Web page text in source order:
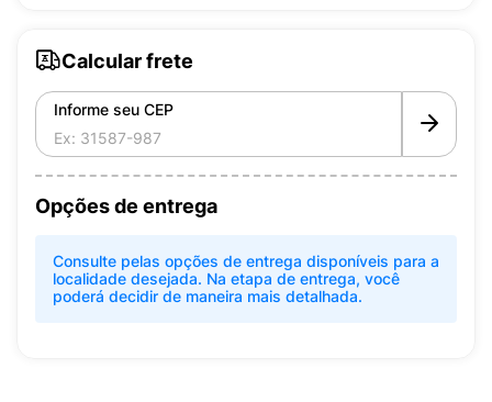
Calcular frete
Informe seu CEP
Opções de entrega
Consulte pelas opções de entrega disponíveis para a
localidade desejada. Na etapa de entrega, você
poderá decidir de maneira mais detalhada.